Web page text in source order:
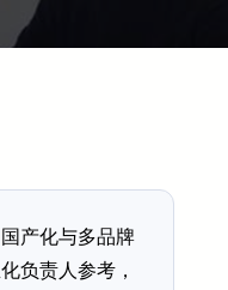
产化与多品牌
负责人参考，